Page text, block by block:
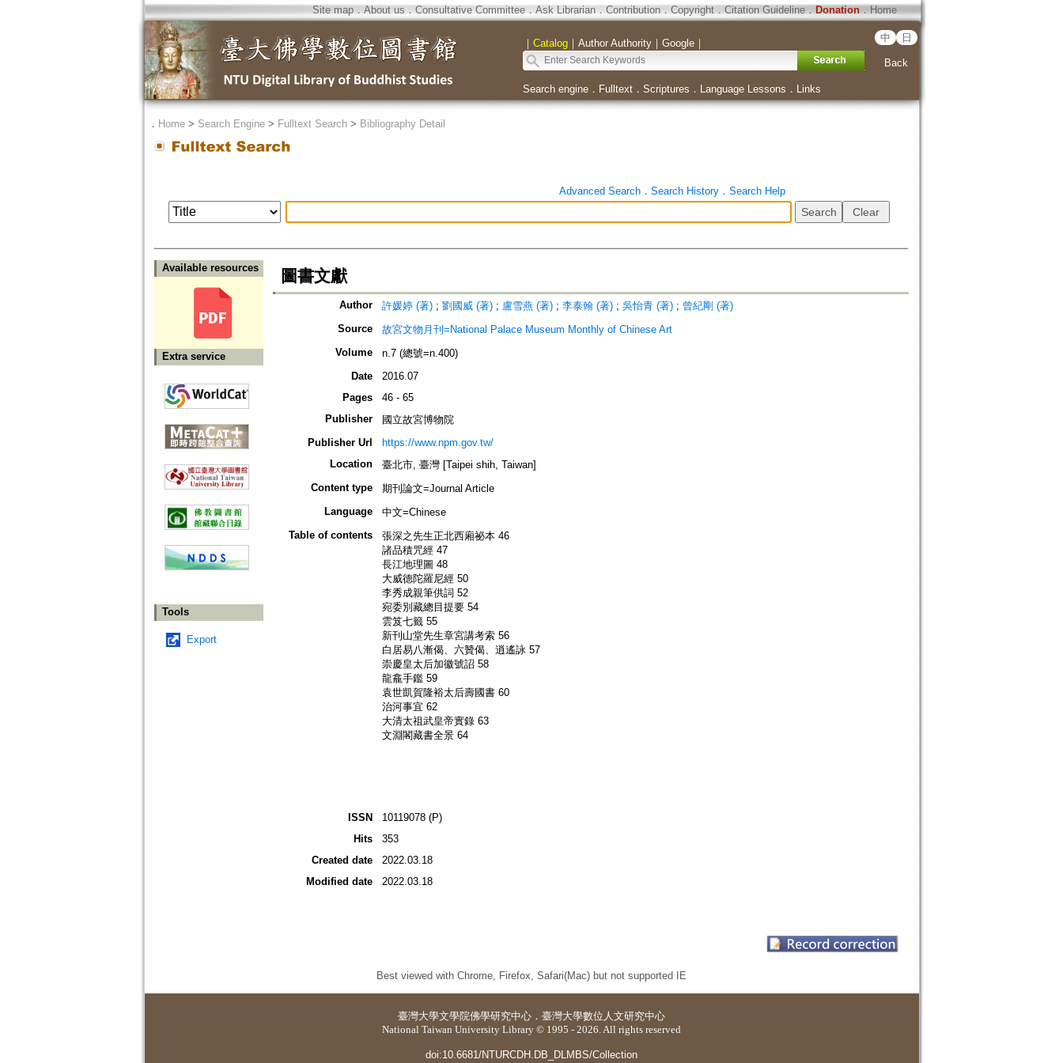
Site map．About us ． Consultative Committee． Ask Librarian． Contribution．Copyright．Citation Guideline． Donation．Home
｜ Catalog｜ Author Authority｜ Google｜ 中 日
Back
Search engine． Fulltext． Scriptures ． Language Lessons ． Links
． Home> Search Engine> Fulltext Search> Bibliography Detail
Advanced Search． Search History． Search Help
Available resources
Extra service
Tools
Export
圖書文獻
Author 許媛婷 (著); 劉國威 (著); 盧雪燕 (著); 李泰翰 (著); 吳怡青 (著); 曾紀剛 (著)
Source
故宮文物月刊=National Palace Museum Monthly of Chinese Art
Volume
n.7 (總號=n.400)
Date
2016.07
Pages
46 - 65
Publisher
國立故宮博物院
Publisher Url
https://www.npm.gov.tw/
Location
臺北市, 臺灣 [Taipei shih, Taiwan]
Content type
期刊論文=Journal Article
Language
中文=Chinese
Table of contents
張深之先生正北西廂祕本 46
諸品積咒經 47
長江地理圖 48
大威德陀羅尼經 50
李秀成親筆供詞 52
宛委別藏總目提要 54
雲笈七籤 55
新刊山堂先生章宮講考索 56
白居易八漸偈、六贊偈、逍遙詠 57
崇慶皇太后加徽號詔 58
龍龕手鑑 59
袁世凱賀隆裕太后壽國書 60
治河事宜 62
大清太祖武皇帝實錄 63
文淵閣藏書全景 64
ISSN
10119078 (P)
Hits
353
Created date
2022.03.18
Modified date
2022.03.18
Best viewed with Chrome, Firefox, Safari(Mac) but not supported IE
臺灣大學文學院佛學研究中心 ． 臺灣大學數位人文研究中心
National Taiwan University Library © 1995 - 2026. All rights reserved
doi:10.6681/NTURCDH.DB_DLMBS/Collection